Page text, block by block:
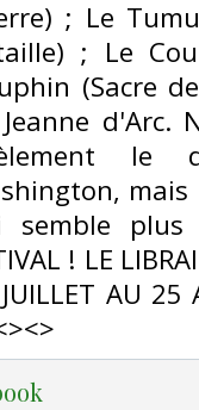
; Le
; Le
(Sacre
d'Arc.
le
semble plus
! LE
AU 25